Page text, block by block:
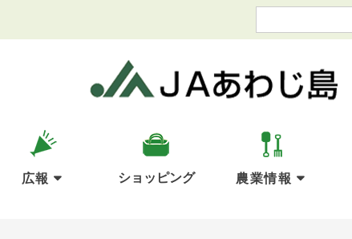
広報 ショッピング 農業情報